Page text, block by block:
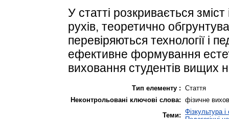
У статті розкривається
рухів, теоретично
перевіряються технології і
ефективне формування
виховання студентів вищих
Тип елементу : Стаття
Неконтрольовані ключові слова: фізичне
Теми: Фізкультура і